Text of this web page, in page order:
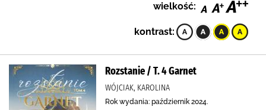
wielkość:
kontrast:
Rozstanie / T. 4 Garnet
WÓJCIAK, KAROLINA
Rok wydania: październik 2024.